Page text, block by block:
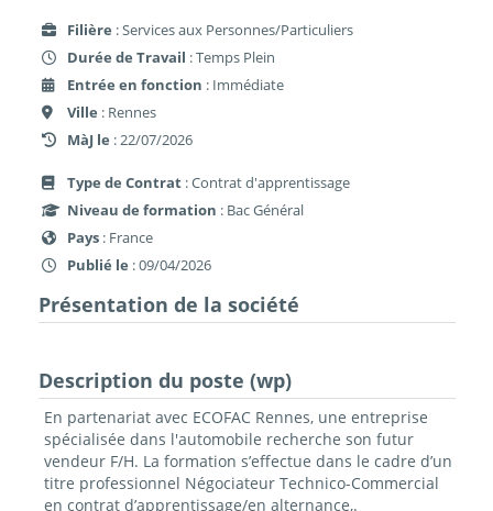
Filière : Services aux Personnes/Particuliers
Durée de Travail : Temps Plein
Entrée en fonction : Immédiate
Ville : Rennes
MàJ le : 22/07/2026
Type de Contrat : Contrat d'apprentissage
Niveau de formation : Bac Général
Pays : France
Publié le : 09/04/2026
Présentation de la société
Description du poste (wp)
En partenariat avec ECOFAC Rennes, une entreprise
spécialisée dans l'automobile recherche son futur
vendeur F/H. La formation s’effectue dans le cadre d’un
titre professionnel Négociateur Technico-Commercial
en contrat d’apprentissage/en alternance,.